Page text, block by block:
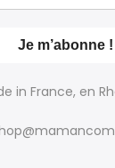
in France, en